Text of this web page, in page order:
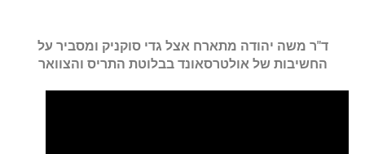
ד"ר משה יהודה מתארח אצל גדי סוקניק ומסביר על
החשיבות של אולטרסאונד בבלוטת התריס והצוואר